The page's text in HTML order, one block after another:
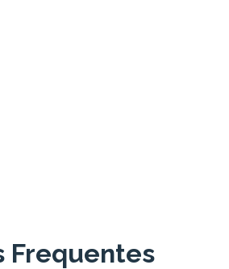
Frequentes